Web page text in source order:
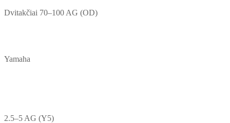
Dvitakčiai 70–100 AG (OD)
Yamaha
2.5–5 AG (Y5)